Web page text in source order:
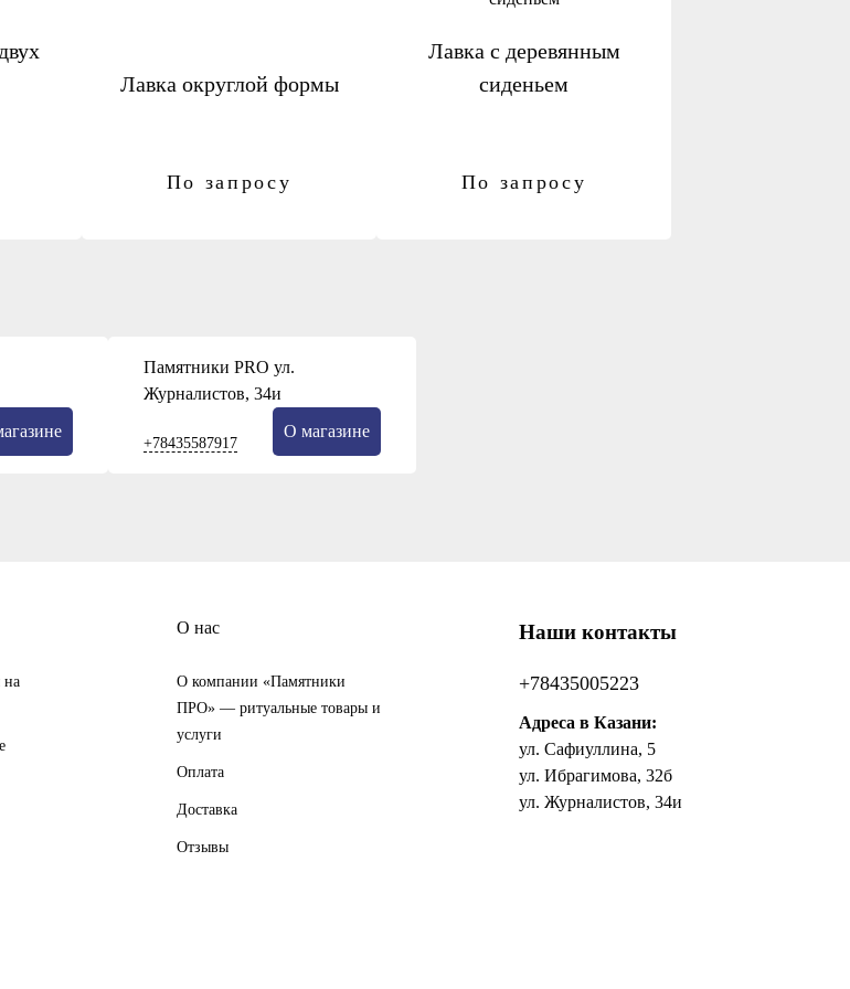
Лавка округлой формы
По запросу
Лавка с деревянным
сиденьем
По запросу
Памятники PRO ул.
Журналистов, 34и
+78435587917
О магазине
на
О нас
О компании «Памятники
ПРО» — ритуальные товары и
услуги
Оплата
Доставка
Отзывы
Наши контакты
+78435005223
Адреса в Казани:
ул. Сафиуллина, 5
ул. Ибрагимова, 32б
ул. Журналистов, 34и